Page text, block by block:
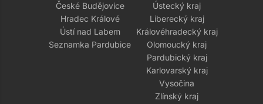
České Budějovice
Hradec Králové
Ústí nad Labem
Seznamka Pardubice
Ústecký kraj
Liberecký kraj
Královéhradecký kraj
Olomoucký kraj
Pardubický kraj
Karlovarský kraj
Vysočina
Zlínský kraj